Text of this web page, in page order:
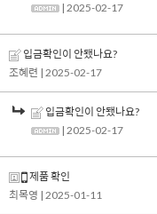
| 2025-02-17
입금확인이 안됐나요?
조혜련 | 2025-02-17
입금확인이 안됐나요?
| 2025-02-17
제품 확인
최목영 | 2025-01-11